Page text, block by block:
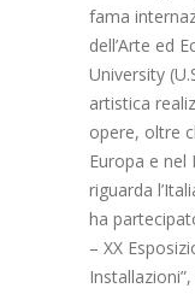
fama
dell’Arte ed
University
artistica
opere, oltre
Europa e nel
riguarda
ha
– XX